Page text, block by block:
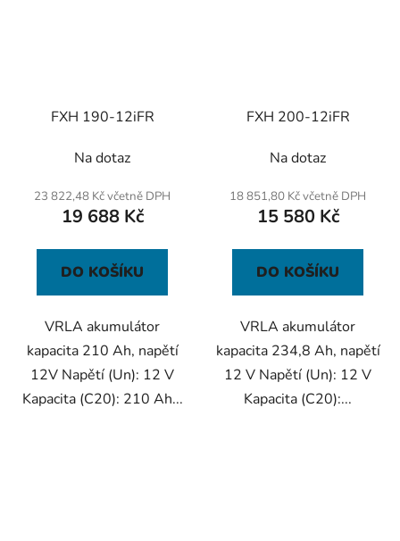
FXH 190-12iFR
Na dotaz
23 822,48 Kč včetně DPH
19 688 Kč
DO KOŠÍKU
VRLA akumulátor
kapacita 210 Ah, napětí
12V Napětí (Un): 12 V
Kapacita (C20): 210 Ah...
FXH 200-12iFR
Na dotaz
18 851,80 Kč včetně DPH
15 580 Kč
DO KOŠÍKU
VRLA akumulátor
kapacita 234,8 Ah, napětí
12 V Napětí (Un): 12 V
Kapacita (C20):...